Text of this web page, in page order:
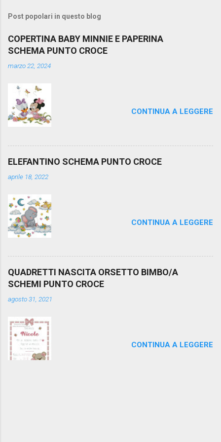
t
u
n
c
m
e
n
t
o
Post popolari in questo blog
COPERTINA BABY MINNIE E PAPERINA
SCHEMA PUNTO CROCE
marzo 22, 2024
CONTINUA A LEGGERE
ELEFANTINO SCHEMA PUNTO CROCE
aprile 18, 2022
CONTINUA A LEGGERE
QUADRETTI NASCITA ORSETTO BIMBO/A
SCHEMI PUNTO CROCE
agosto 31, 2021
CONTINUA A LEGGERE